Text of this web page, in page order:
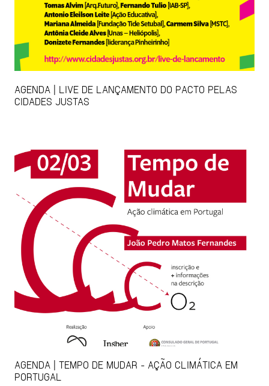
AGENDA | LIVE DE LANÇAMENTO DO PACTO PELAS
CIDADES JUSTAS
AGENDA | TEMPO DE MUDAR - AÇÃO CLIMÁTICA EM
PORTUGAL